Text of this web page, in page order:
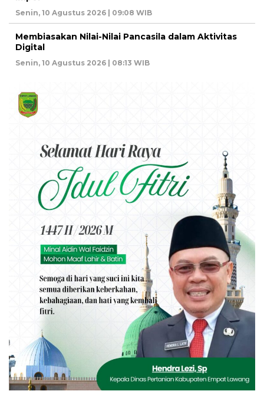
Senin, 10 Agustus 2026 | 09:08 WIB
Membiasakan Nilai-Nilai Pancasila dalam Aktivitas
Digital
Senin, 10 Agustus 2026 | 08:13 WIB